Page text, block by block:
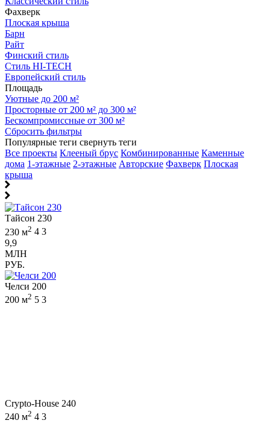
Фахверк
Плоская крыша
Барн
Райт
Финский стиль
Стиль HI-TECH
Европейский стиль
Площадь
Уютные до 200 м²
Просторные от 200 м² до 300 м²
Бескомпромиссные от 300 м²
Сбросить фильтры
Популярные теги свернуть теги
Все проекты Клееный брус Комбинированные Каменные
дома 1-этажные 2-этажные Авторские Фахверк Плоская
крыша
Тайсон 230
230 м2 4 3
9,9
МЛН
РУБ.
Челси 200
200 м2 5 3
Crypto-House 240
240 м2 4 3